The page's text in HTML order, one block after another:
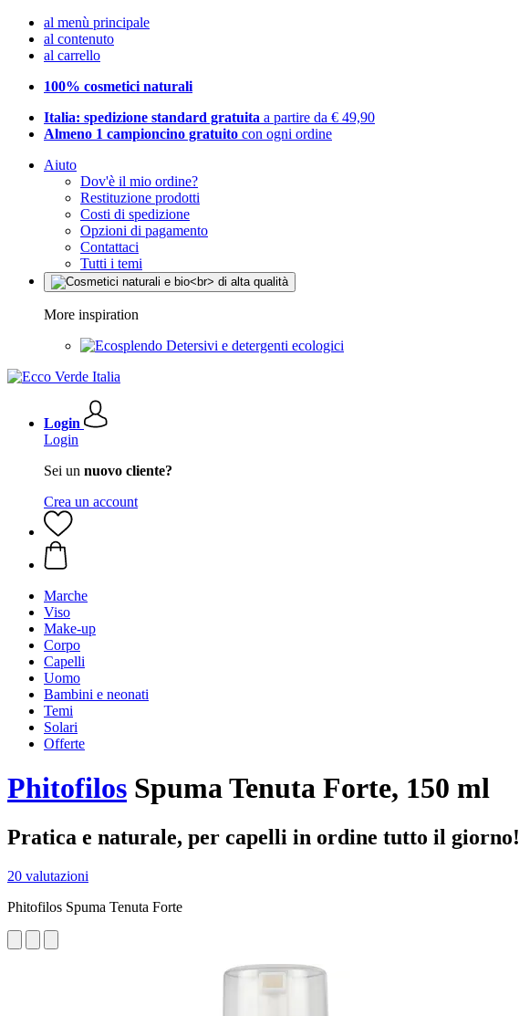
al menù principale
al contenuto
al carrello
100% cosmetici naturali
Italia: spedizione standard gratuita a partire da € 49,90
Almeno 1 campioncino gratuito con ogni ordine
Aiuto
Dov'è il mio ordine?
Restituzione prodotti
Costi di spedizione
Opzioni di pagamento
Contattaci
Tutti i temi
More inspiration
Detersivi e detergenti ecologici
Login
Login
Sei un nuovo cliente?
Crea un account
Marche
Viso
Make-up
Corpo
Capelli
Uomo
Bambini e neonati
Temi
Solari
Offerte
Phitofilos Spuma Tenuta Forte, 150 ml
Pratica e naturale, per capelli in ordine tutto il giorno!
20 valutazioni
Phitofilos Spuma Tenuta Forte